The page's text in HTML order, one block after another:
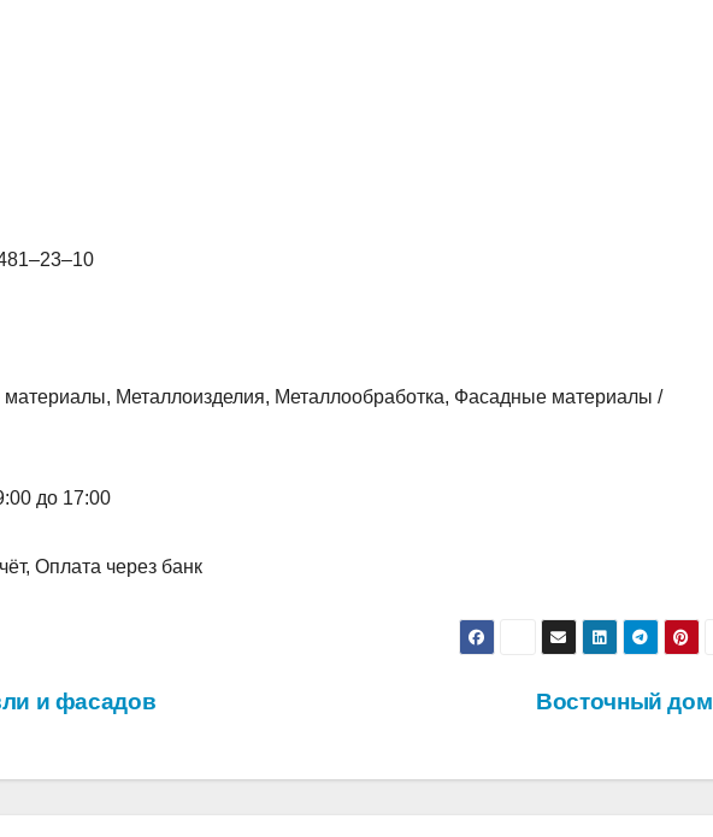
материалы, Металлоизделия, Металлообработка, Фасадные материалы /
до 17:00
Оплата через банк
Восточный дом
и фасадов